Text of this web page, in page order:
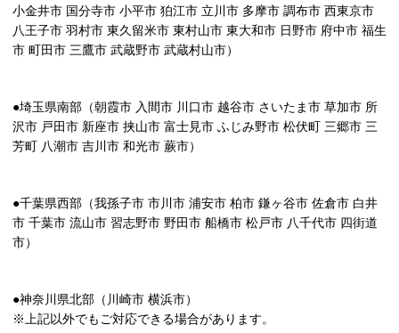
小金井市 国分寺市 小平市 狛江市 立川市 多摩市 調布市 西東京市
八王子市 羽村市 東久留米市 東村山市 東大和市 日野市 府中市 福生
市 町田市 三鷹市 武蔵野市 武蔵村山市）
●埼玉県南部（朝霞市 入間市 川口市 越谷市 さいたま市 草加市 所
沢市 戸田市 新座市 挟山市 富士見市 ふじみ野市 松伏町 三郷市 三
芳町 八潮市 吉川市 和光市 蕨市）
●千葉県西部（我孫子市 市川市 浦安市 柏市 鎌ヶ谷市 佐倉市 白井
市 千葉市 流山市 習志野市 野田市 船橋市 松戸市 八千代市 四街道
市）
●神奈川県北部（川崎市 横浜市）
※上記以外でもご対応できる場合があります。